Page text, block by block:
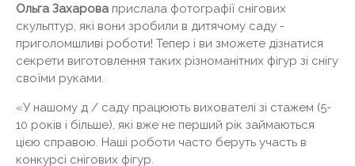
Ольга Захарова прислала фотографії снігових
скульптур, які вони зробили в дитячому саду -
приголомшливі роботи! Тепер і ви зможете дізнатися
секрети виготовлення таких різноманітних фігур зі снігу
своїми руками.
«У нашому д / саду працюють вихователі зі стажем (5-
10 років і більше), які вже не перший рік займаються
цією справою. Наші роботи часто беруть участь в
конкурсі снігових фігур.